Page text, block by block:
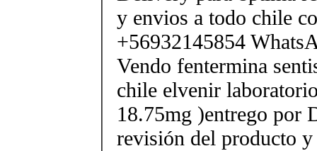
y envios a todo chile
+56932145854
Vendo fentermina
chile elvenir
18.75mg )entrego por
revisión del producto